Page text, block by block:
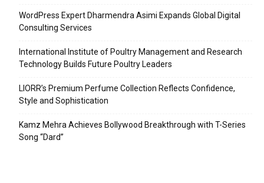
WordPress Expert Dharmendra Asimi Expands Global Digital
Consulting Services
International Institute of Poultry Management and Research
Technology Builds Future Poultry Leaders
LIORR’s Premium Perfume Collection Reflects Confidence,
Style and Sophistication
Kamz Mehra Achieves Bollywood Breakthrough with T-Series
Song “Dard”